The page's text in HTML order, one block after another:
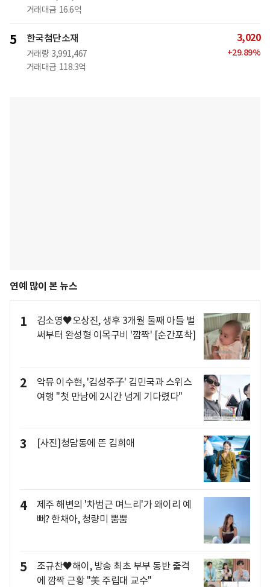
거래대금 16.6억
5 한국첨단소재
거래량 3,991,467
거래대금 118.3억
3,020
+29.89%
연예 많이 본 뉴스
1
김소영♥오상진, 생후 3개월 둘째 아들 벌
써부터 완성형 이목구비 '깜짝' [순간포착]
2
악뮤 이수현, '김성주子' 김민국과 스위스
여행 "첫 만남에 2시간 넘게 기다렸다"
3 [사진]청담동에 뜬 김희애
4
제주 해변의 '차범근 며느리'가 왜이리 예
뻐? 한채아, 청량미 뿜뿜
5
조규찬♥해이, 방송 최초 부부 동반 출격
에 깜짝 근황 "美 주립대 교수"